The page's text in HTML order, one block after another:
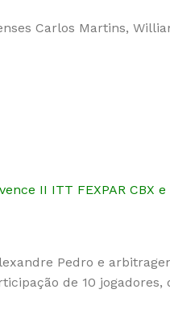
Carlos Martins,
II ITT FEXPAR CBX
Pedro e
de 10